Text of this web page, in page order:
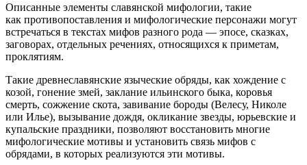
Описанные элементы славянской мифологии, такие
как противопоставления и мифологические персонажи могут
встречаться в текстах мифов разного рода — эпосе, сказках,
заговорах, отдельных речениях, относящихся к приметам,
проклятиям.
Такие древнеславянские языческие обряды, как хождение с
козой, гонение змей, заклание ильинского быка, коровья
смерть, сожжение скота, завивание бороды (Велесу, Николе
или Илье), вызывание дождя, окликание звезды, юрьевские и
купальские праздники, позволяют восстановить многие
мифологические мотивы и установить связь мифов с
обрядами, в которых реализуются эти мотивы.